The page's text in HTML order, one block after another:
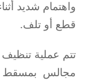
واهتمام شديد
قطع أو تلف.
تتم عملية
مجالس بمسقط